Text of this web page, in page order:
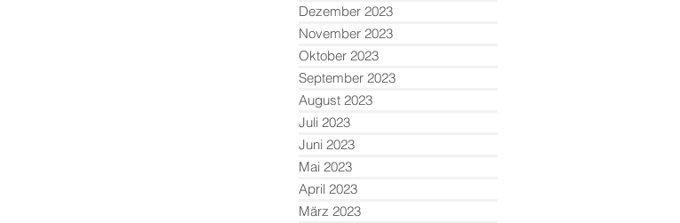
Dezember 2023
November 2023
Oktober 2023
September 2023
August 2023
Juli 2023
Juni 2023
Mai 2023
April 2023
März 2023